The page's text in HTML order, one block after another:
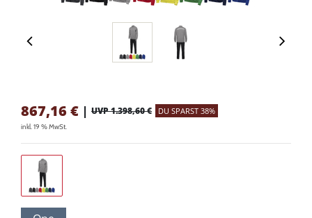
867,16 € | UVP 1.398,60 € DU SPARST 38%
inkl. 19 % MwSt.